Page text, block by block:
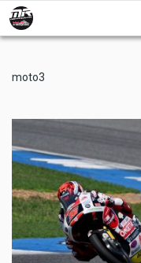
Skip
to
main
moto3